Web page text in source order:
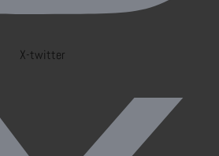
X-twitter